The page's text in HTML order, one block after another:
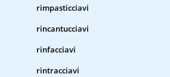
rimpasticciavi
rincantucciavi
rinfacciavi
rintracciavi